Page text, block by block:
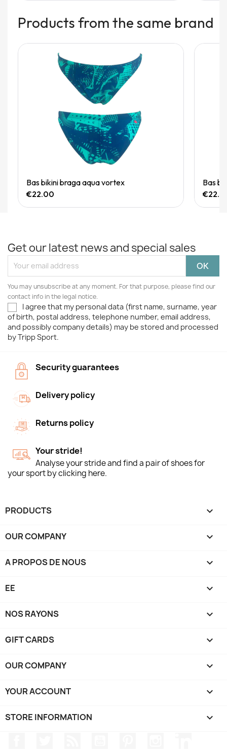
Products from the same brand
Quick View
Bas bikini braga aqua vortex
€22.00
Bas
Get our latest news and special sales
You may unsubscribe at any moment. For that purpose, please find our
contact info in the legal notice.
I agree that my personal data (first name, surname, year
of birth, postal address, telephone number, email address,
and possibly company details) may be stored and processed
by Tripp Sport.
Security guarantees
Delivery policy
Returns policy
Your stride!
Analyse your stride and find a pair of shoes for
your sport by clicking here.
PRODUCTS 
OUR COMPANY 
A PROPOS DE NOUS 
EE 
NOS RAYONS 
GIFT CARDS 
OUR COMPANY 
YOUR ACCOUNT 
STORE INFORMATION keyboard_arrow_down